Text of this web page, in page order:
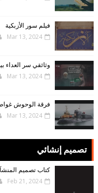
فيلم سور الأزبكية
Mar 13, 2024
وثائقي سر العداء
Mar 13, 2024
فرقة الوحوش
Mar 13, 2024
تصميم إنشائي
كتاب تصميم
Feb 21, 2024